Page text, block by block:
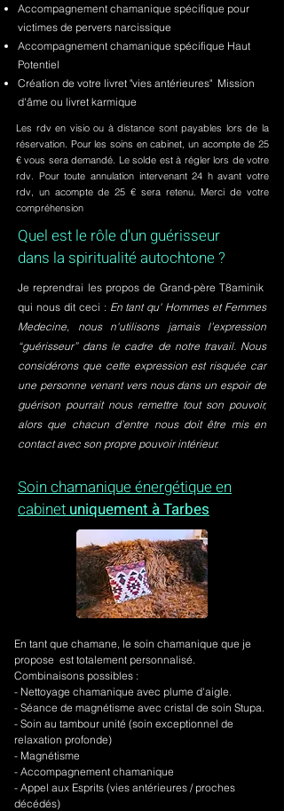
Accompagnement chamanique spécifique pour
victimes de pervers narcissique
Accompagnement chamanique spécifique Haut
Potentiel
Création de votre livret "vies antérieures" Mission
d'âme ou livret karmique
Les rdv en visio ou à distance sont payables lors de la
réservation. Pour les soins en cabinet, un acompte de 25
€ vous sera demandé. Le solde est à régler lors de votre
rdv. Pour toute annulation intervenant 24 h avant votre
rdv, un acompte de 25 € sera retenu. Merci de votre
compréhension
Quel est le rôle d'un guérisseur
dans la spiritualité autochtone ?
Je reprendrai les propos de Grand-père T8aminik
qui nous dit ceci : En tant qu' Hommes et Femmes
Medecine, nous n'utilisons jamais l’expression
“guérisseur” dans le cadre de notre travail. Nous
considérons que cette expression est risquée car
une personne venant vers nous dans un espoir de
guérison pourrait nous remettre tout son pouvoir,
alors que chacun d’entre nous doit être mis en
contact avec son propre pouvoir intérieur.
Soin chamanique énergétique en
cabinet uniquement à Tarbes
En tant que chamane, le soin chamanique que je
propose est totalement personnalisé.
Combinaisons possibles :
- Nettoyage chamanique avec plume d'aigle.
- Séance de magnétisme avec cristal de soin Stupa.
- Soin au tambour unité (soin exceptionnel de
relaxation profonde)
- Magnétisme
- Accompagnement chamanique
- Appel aux Esprits (vies antérieures / proches
décédés)